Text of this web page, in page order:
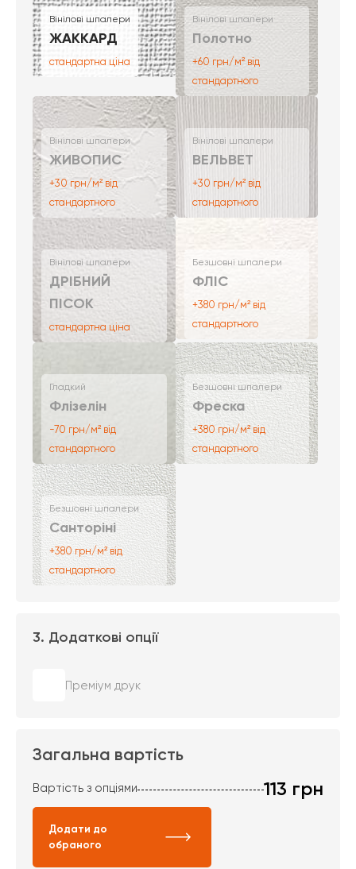
Вінілові шпалери
ЖАККАРД
стандартна ціна
Вінілові шпалери
Полотно
+60 грн/м² від
стандартного
Вінілові шпалери
ЖИВОПИС
+30 грн/м² від
стандартного
Вінілові шпалери
ВЕЛЬВЕТ
+30 грн/м² від
стандартного
Вінілові шпалери
ДРІБНИЙ
ПІСОК
стандартна ціна
Безшовні шпалери
ФЛІС
+380 грн/м² від
стандартного
Гладкий
Флізелін
-70 грн/м² від
стандартного
Безшовні шпалери
Фреска
+380 грн/м² від
стандартного
Безшовні шпалери
Санторіні
+380 грн/м² від
стандартного
3. Додаткові опції
Преміум друк
Загальна вартість
Вартість з опціями 113 грн
Додати до
обраного